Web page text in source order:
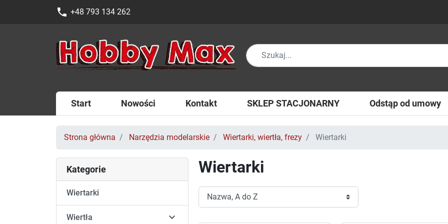
phone +48 793 134 262
Start Nowości Kontakt SKLEP STACJONARNY Odstąp od umowy
Strona główna Narzędzia modelarskie Wiertarki, wiertła, frezy Wiertarki
Kategorie
Wiertarki
Wiertła 
Wiertarki